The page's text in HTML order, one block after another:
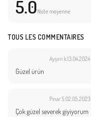
5.0 Note moyenne
TOUS LES COMMENTAIRES
Ayşen k.13.04.2024
Güzel ürün
Pınar S.02.05.2023
Çok güzel severek giyiyorum